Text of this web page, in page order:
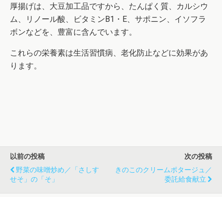
厚揚げは、大豆加工品ですから、たんぱく質、カルシウ
ム、リノール酸、ビタミンB1・E、サポニン、イソフラ
ボンなどを、豊富に含んでいます。
これらの栄養素は生活習慣病、老化防止などに効果があ
ります。
以前の投稿
野菜の味噌炒め／「さしす
せそ」の「そ」
次の投稿
きのこのクリームポタージュ／
委託給食献立